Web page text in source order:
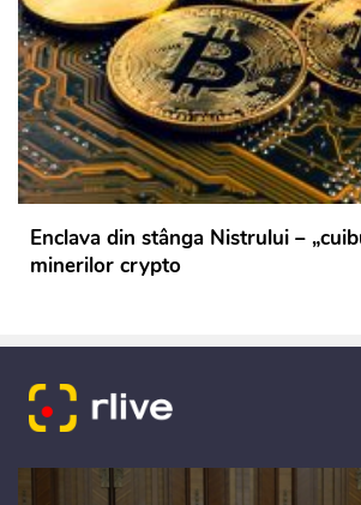
Enclava din stânga Nistrului –
minerilor crypto